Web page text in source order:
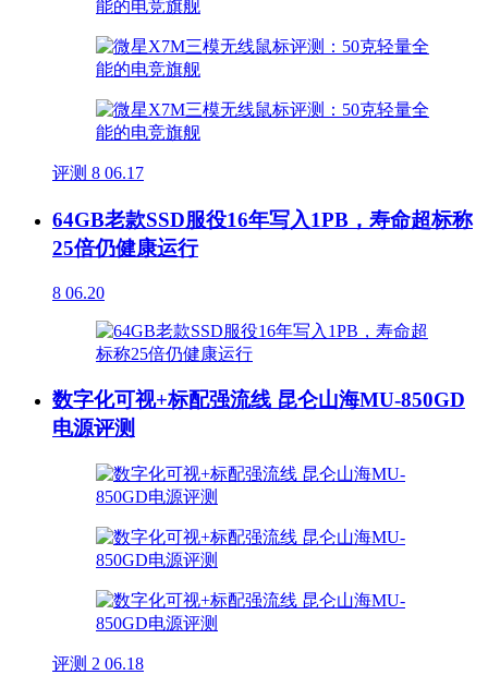
评测 8 06.17
64GB老款SSD服役16年写入1PB，寿命超标称
25倍仍健康运行
8 06.20
数字化可视+标配强流线 昆仑山海MU-850GD
电源评测
评测 2 06.18